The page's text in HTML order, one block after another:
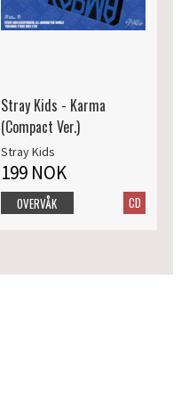
Stray Kids - Karma
(Compact Ver.)
Stray Kids
199 NOK
CD
OVERVÅK